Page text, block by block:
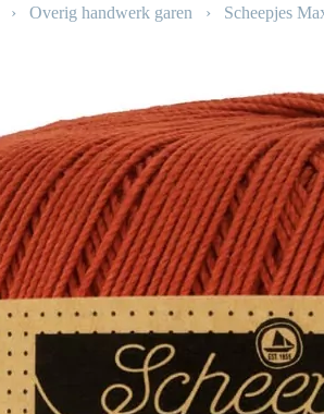
› Overig handwerk garen › Scheepjes